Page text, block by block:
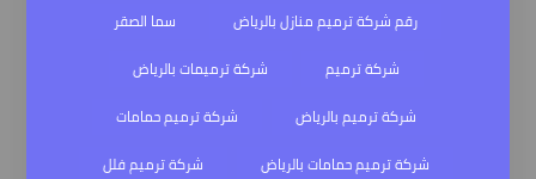
رقم شركة ترميم منازل بالرياض
سما الصقر
شركة ترميم
شركة ترميمات بالرياض
شركة ترميم بالرياض
شركة ترميم حمامات
شركة ترميم حمامات بالرياض
شركة ترميم فلل